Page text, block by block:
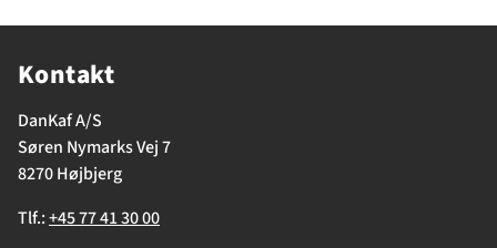
Kontakt
DanKaf A/S
Søren Nymarks Vej 7
8270 Højbjerg
Tlf.:+45 77 41 30 00